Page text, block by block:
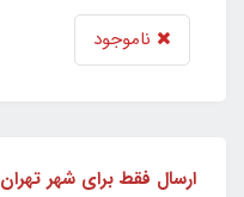
ناموجود
ارسال فقط برای شهر تهران